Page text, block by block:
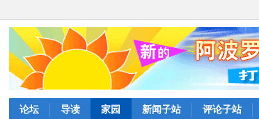
论坛 导读 家园 新闻子站 评论子站